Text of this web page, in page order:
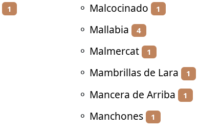
1 ⚬ Malcocinado 1
⚬ Mallabia 4
⚬ Malmercat 1
⚬ Mambrillas de Lara 1
⚬ Mancera de Arriba 1
⚬ Manchones 1